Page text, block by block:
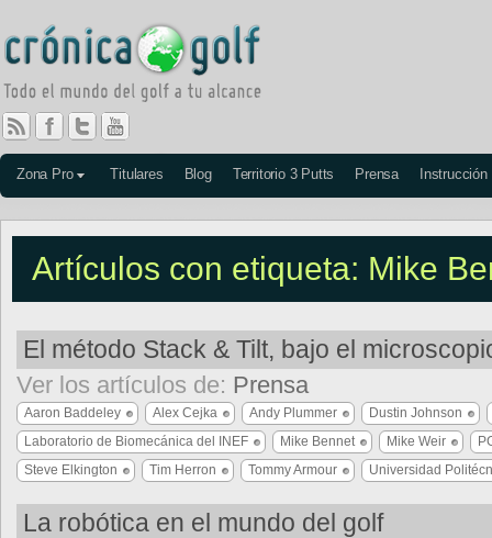
Zona Pro Titulares Blog Territorio 3 Putts Prensa Instrucción
Artículos con etiqueta: Mike
El método Stack & Tilt, bajo el
Ver los artículos de: Prensa
Aaron Baddeley Alex Cejka Andy Plummer
Dustin Johnson
Laboratorio de Biomecánica del INEF
Mike Bennet Mike Weir
Steve Elkington
Tim Herron Tommy Armour Universidad
La robótica en el mundo del golf